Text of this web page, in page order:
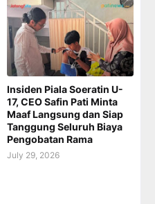
Insiden Piala Soeratin U-
17, CEO Safin Pati Minta
Maaf Langsung dan Siap
Tanggung Seluruh Biaya
Pengobatan Rama
July 29, 2026